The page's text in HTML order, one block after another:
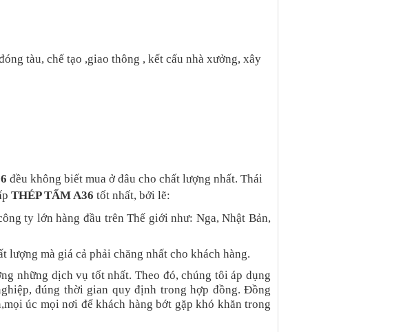
tàu, chế tạo ,giao thông , kết cấu nhà xưởng, xây
đều không biết mua ở đâu cho chất lượng nhất. Thái
THÉP TẤM A36 tốt nhất, bởi lẽ:
ty lớn hàng đầu trên Thế giới như: Nga, Nhật Bản,
lượng mà giá cả phải chăng nhất cho khách hàng.
những dịch vụ tốt nhất. Theo đó, chúng tôi áp dụng
đúng thời gian quy định trong hợp đồng. Đồng
úc mọi nơi để khách hàng bớt gặp khó khăn trong